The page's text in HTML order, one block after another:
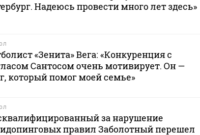
Надеюсь провести много лет здесь»
«Зенита» Вега: «Конкуренция с
Сантосом очень мотивирует. Он —
который помог моей семье»
за нарушение
правил Заболотный перешел